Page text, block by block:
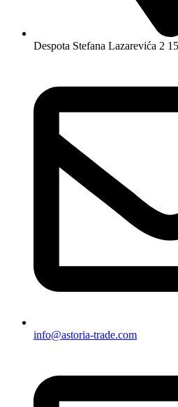
Despota Stefana Lazarevića 2
info@astoria-trade.com